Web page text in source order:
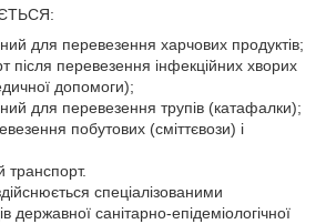
для перевезення харчових продуктів;
після перевезення інфекційних хворих
допомоги);
для перевезення трупів (катафалки);
побутових (сміттєвози) і
транспорт.
спеціалізованими
державної санітарно-епідеміологічної